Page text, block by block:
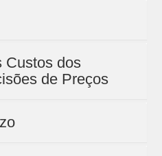
Custos dos
de Preços